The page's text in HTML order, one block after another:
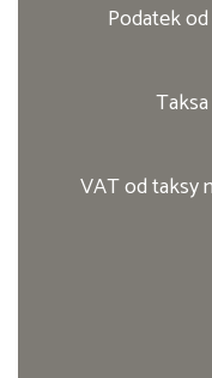
Podatek
VAT od taksy